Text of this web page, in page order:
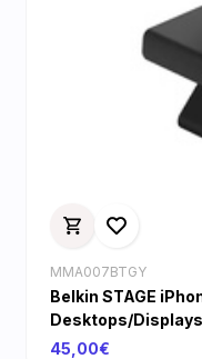
MMA007BTGY
Belkin STAGE
Desktops/
45,00€